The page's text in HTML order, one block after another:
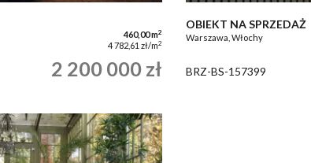
460,00 m2
4 782,61 zł/m2
2 200 000 zł
OBIEKT NA SPRZEDAŻ
Warszawa, Włochy
BRZ-BS-157399